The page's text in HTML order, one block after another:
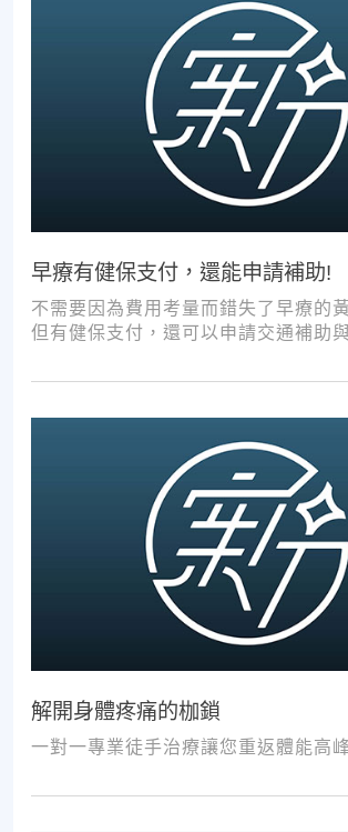
早療有健保支付，還能申請補助!
不需要因為費用考量而錯失了早療的
但有健保支付，還可以申請交通補助
解開身體疼痛的枷鎖
一對一專業徒手治療讓您重返體能高峰